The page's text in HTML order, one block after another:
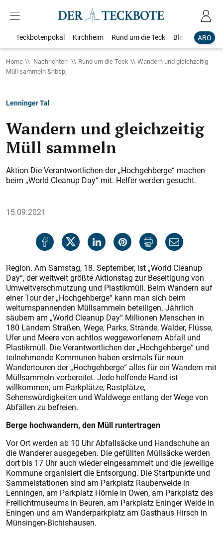
ABO
Teckbotenpokal Kirchheim Rund um die Teck Blaulicht
Home Nachrichten Rund um die Teck
Wandern und gleichzeitig
Müll sammeln &nbsp;
Lenninger Tal
Wandern und gleichzeitig
Müll sammeln
Aktion Die Verantwortlichen der „Hochgehberge“ machen
beim „World Cleanup Day“ mit. Helfer werden gesucht.
15.09.2021
Region. Am Samstag, 18. September, ist „World Cleanup
Day“, der weltweit größte Aktionstag zur Beseitigung von
Umweltverschmutzung und Plastikmüll. Beim Wandern auf
einer Tour der „Hochgehberge“ kann man sich beim
weltumspannenden Müllsammeln beteiligen. Jährlich
säubern am „World Cleanup Day“ Millionen Menschen in
180 Ländern Straßen, Wege, Parks, Strände, Wälder, Flüsse,
Ufer und Meere von achtlos weggeworfenem Abfall und
Plastikmüll. Die Verantwortlichen der „Hochgehberge“ und
teilnehmende Kommunen haben erstmals für neun
Wandertouren der „Hochgehberge“ alles für ein Wandern mit
Müllsammeln vorbereitet. Jede helfende Hand ist
willkommen, um Parkplätze, Rastplätze,
Sehenswürdigkeiten und Waldwege entlang der Wege von
Abfällen zu befreien.
Berge hochwandern, den Müll runtertragen
Vor Ort werden ab 10 Uhr Abfallsäcke und Handschuhe an
die Wanderer ausgegeben. Die gefüllten Müllsäcke werden
dort bis 17 Uhr auch wieder eingesammelt und die jeweilige
Kommune organisiert die Entsorgung. Die Startpunkte und
Sammelstationen sind am Parkplatz Rauberweide in
Lenningen, am Parkplatz Hörnle in Owen, am Parkplatz des
Freilichtmuseums in Beuren, am Parkplatz Eninger Weide in
Eningen und am Wanderparkplatz am Gasthaus Hirsch in
Münsingen-­Bichishausen.